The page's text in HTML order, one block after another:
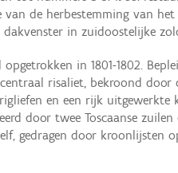
de herbestemming van
in zuidoostelijke
opgetrokken in 1801-1802.
risaliet, bekroond door
en een rijk uitgewerkte
door twee Toscaanse
gedragen door kroonlijsten